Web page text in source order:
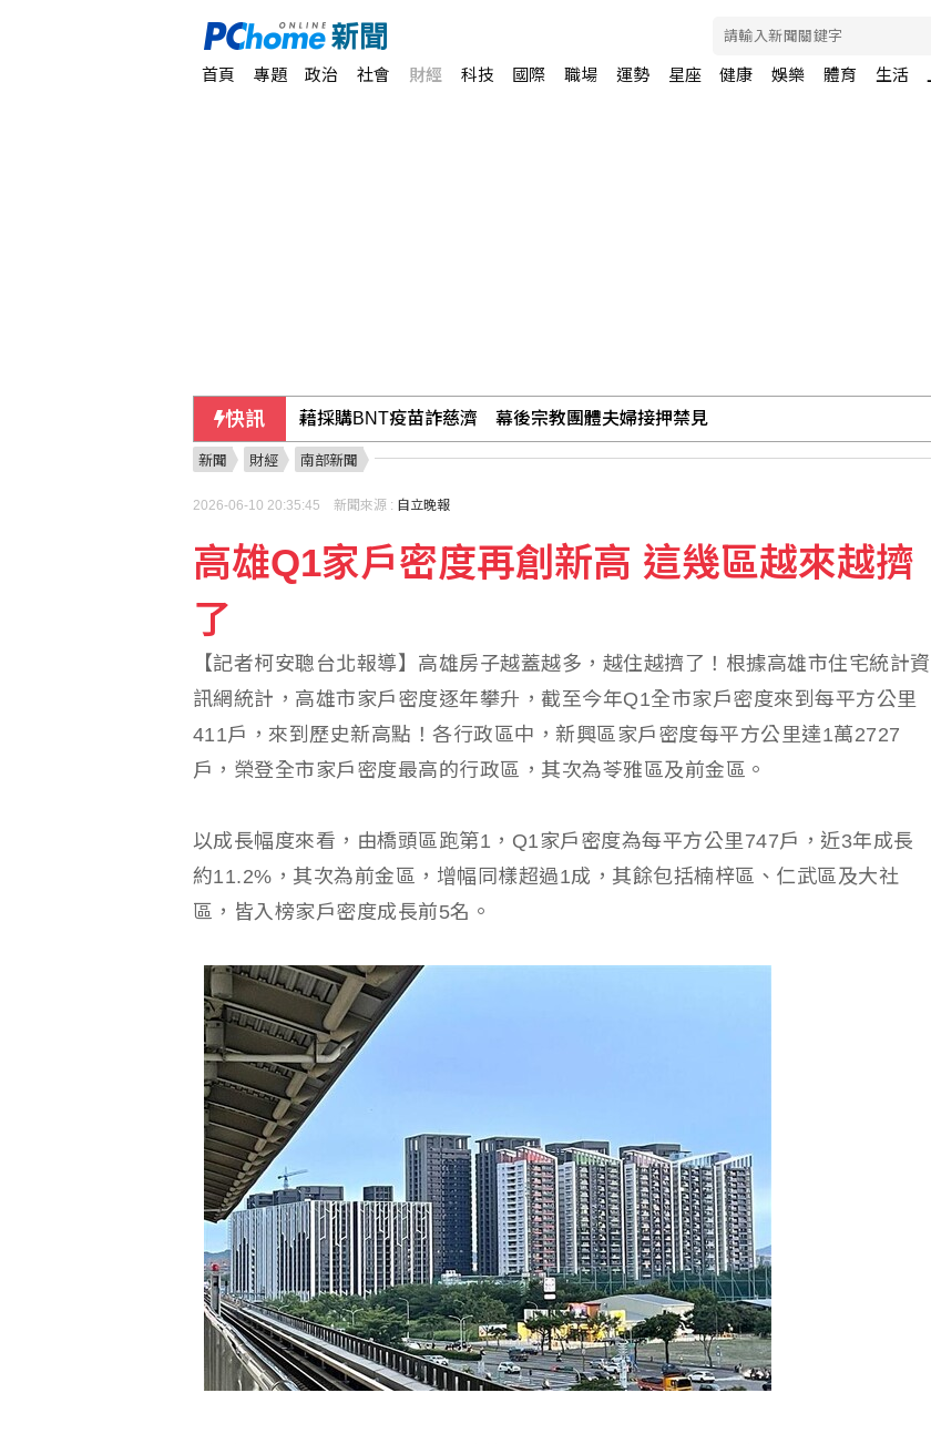
首頁 專題 政治 社會 財經 科技 國際 職場 運勢 星座 健康 娛樂 體育 生活
快訊 藉採購BNT疫苗詐慈濟 幕後宗教團體夫婦接押禁見
【獨家】新北市長選戰震撼彈 蔡英文將任蘇巧慧總部主委
新聞 財經 南部新聞
2026-06-10 20:35:45 新聞來源 : 自立晚報
高雄Q1家戶密度再創新高 這幾區越來越擠
了
【記者柯安聰台北報導】高雄房子越蓋越多，越住越擠了！根據高雄市住宅統計資
訊網統計，高雄市家戶密度逐年攀升，截至今年Q1全市家戶密度來到每平方公里
411戶，來到歷史新高點！各行政區中，新興區家戶密度每平方公里達1萬2727
戶，榮登全市家戶密度最高的行政區，其次為苓雅區及前金區。
以成長幅度來看，由橋頭區跑第1，Q1家戶密度為每平方公里747戶，近3年成長
約11.2%，其次為前金區，增幅同樣超過1成，其餘包括楠梓區、仁武區及大社
區，皆入榜家戶密度成長前5名。